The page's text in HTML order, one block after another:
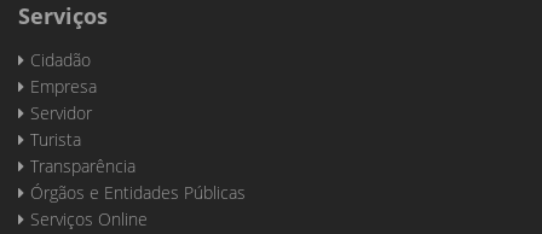
Serviços
Cidadão
Empresa
Servidor
Turista
Transparência
Órgãos e Entidades Públicas
Serviços Online